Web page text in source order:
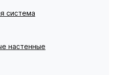
система
настенные